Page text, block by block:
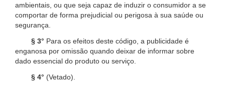
ambientais, ou que seja capaz de induzir o consumidor a se
comportar de forma prejudicial ou perigosa à sua saúde ou
segurança.
§ 3° Para os efeitos deste código, a publicidade é
enganosa por omissão quando deixar de informar sobre
dado essencial do produto ou serviço.
§ 4° (Vetado).